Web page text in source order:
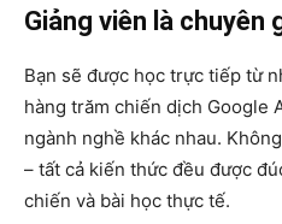
Giảng viên là chuyên
Bạn sẽ được học trực tiếp từ
hàng trăm chiến dịch Google
ngành nghề khác nhau.
– tất cả kiến thức đều được
chiến và bài học thực tế.